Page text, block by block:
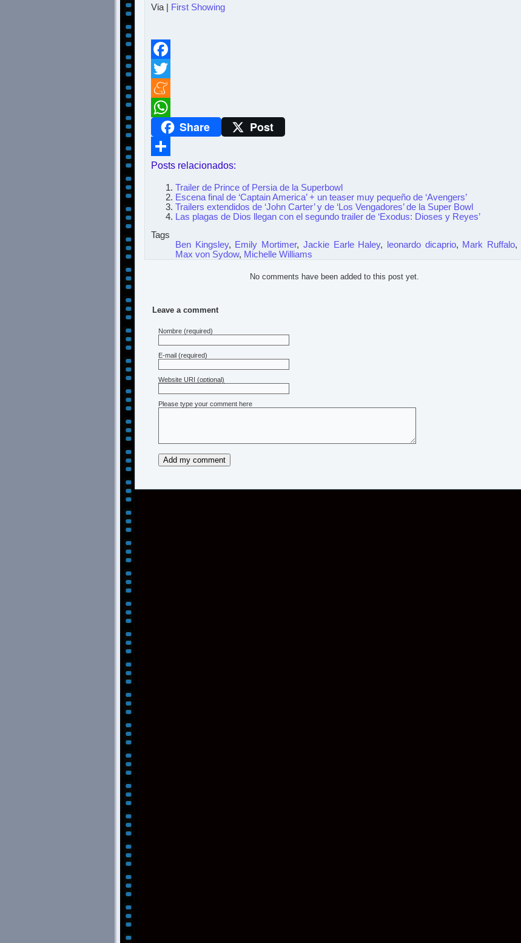
Via |
First Showing
Facebook
Twitter
Meneame
WhatsAppShare Post
Compartir
Posts relacionados:
Trailer de Prince of Persia de la Superbowl
Escena final de ‘Captain America’ + un teaser muy pequeño de ‘Avengers’
Trailers extendidos de ‘John Carter’ y de ‘Los Vengadores’ de la Super Bowl
Las plagas de Dios llegan con el segundo trailer de ‘Exodus: Dioses y Reyes’
Tags
Ben Kingsley, Emily Mortimer, Jackie Earle Haley, leonardo dicaprio, Mark Ruffalo,
Max von Sydow, Michelle Williams
No comments have been added to this post yet.
Leave a comment
Nombre (required)
E-mail (required)
Website URI (optional)
Please type your comment here